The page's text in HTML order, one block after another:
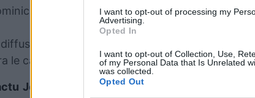
I want to opt-out of processing my
Advertising.
Opted In
I want to opt-out of Collection, Use,
of my Personal Data that Is Unrelated
was collected.
Opted Out
est né il y a 31 ans, en 1995.
de combats de
le cas.
Jeison Rosario, n'hésitez pas à vous